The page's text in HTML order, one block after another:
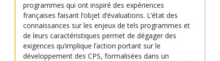
programmes qui ont inspiré des expériences
françaises faisant l’objet d’évaluations. L’état des
connaissances sur les enjeux de tels programmes et
de leurs caractéristiques permet de dégager des
exigences qu’implique l’action portant sur le
développement des CPS, formalisées dans un